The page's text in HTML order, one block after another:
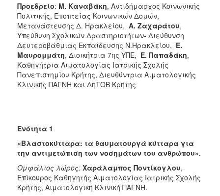
Προεδρείο: Μ. Καναβάκη, Αντιδήμαρχος Κοινωνικής
Πολιτικής, Εποπτείας Κοινωνικών Δομών,
Μετανάστευσης Δ. Ηρακλείου, Α. Ζαχαράτου,
Υπεύθυνη Σχολικών Δραστηριοτήτων- Διεύθυνση
Δευτεροβάθμιας Εκπαίδευσης Ν.Ηρακλείου, Ε.
Μαυρομμάτη, Διοικήτρια 7ης ΥΠΕ, Ε. Παπαδάκη,
Καθηγήτρια Αιματολογίας Ιατρικής Σχολής
Πανεπιστημίου Κρήτης, Διευθύντρια Αιματολογικής
Κλινικής ΠΑΓΝΗ και ΔηΤΟΒ Κρήτης
Ενότητα 1
«Βλαστοκύτταρα: τα θαυματουργά κύτταρα για
την αντιμετώπιση των νοσημάτων του ανθρώπου».
Ομφάλιος λώρος: Χαράλαμπος Ποντίκογλου,
Επίκουρος Καθηγητής Αιματολογίας Ιατρικής Σχολής
Κρήτης, Αιματολογική Κλινική ΠΑΓΝΗ.